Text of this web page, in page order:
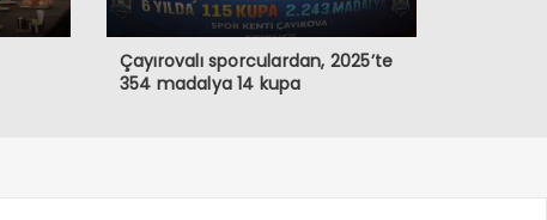
Çayırovalı sporculardan, 2025’te
354 madalya 14 kupa